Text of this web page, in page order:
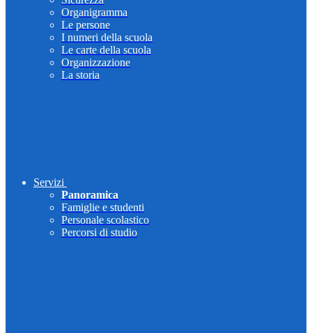
Organigramma
Le persone
I numeri della scuola
Le carte della scuola
Organizzazione
La storia
Servizi
Panoramica
Famiglie e studenti
Personale scolastico
Percorsi di studio